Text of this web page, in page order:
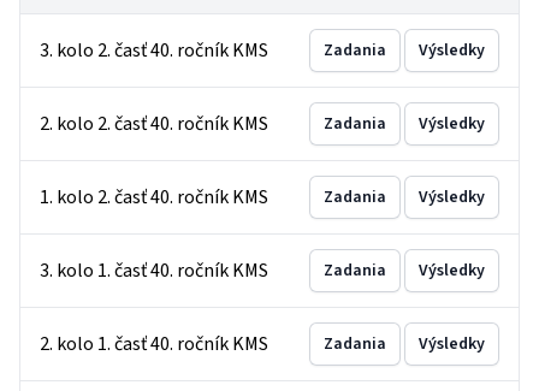
3. kolo 2. časť 40. ročník KMS Zadania Výsledky
2. kolo 2. časť 40. ročník KMS Zadania Výsledky
1. kolo 2. časť 40. ročník KMS Zadania Výsledky
3. kolo 1. časť 40. ročník KMS Zadania Výsledky
2. kolo 1. časť 40. ročník KMS Zadania Výsledky